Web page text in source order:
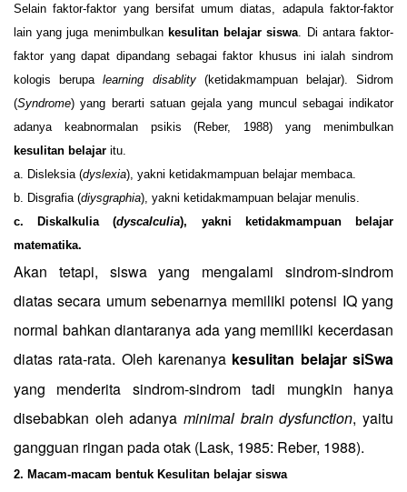
Selain faktor-faktor yang bersifat umum diatas, adapula faktor-faktor
lain yang juga menimbulkan kesulitan belajar siswa . Di antara faktor-
faktor yang dapat dipandang sebagai faktor khusus ini ialah sindrom
kologis berupalearning disablity(ketidakmampuan belajar). Sidrom
(Syndrome) yang berarti satuan gejala yang muncul sebagai indikator
adanya keabnormalan psikis (Reber, 1988) yang menimbulkan
kesulitan belajar itu.
a.
Disleksia (dyslexia), yakni ketidakmampuan belajar membaca.
b.
Disgrafia (diysgraphia), yakni ketidakmampuan belajar menulis.
c.
Diskalkulia (dyscalculia), yakni ketidakmampuan belajar
matematika.
Akan tetapi, siswa yang mengalami sindrom-sindrom
diatas secara umum sebenarnya memiliki potensi IQ yang
normal bahkan diantaranya ada yang memiliki kecerdasan
diatas rata-rata. Oleh karenanya kesulitan belajar siSwa
yang menderita sindrom-sindrom tadi mungkin hanya
disebabkan oleh adanya minimal brain dysfunction, yaitu
gangguan ringan pada otak (Lask, 1985: Reber, 1988).
2. Macam-macam bentuk Kesulitan belajar siswa